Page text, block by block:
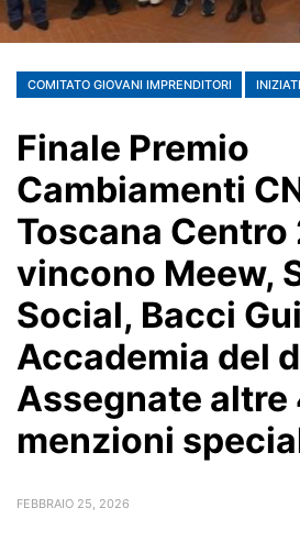
COMITATO GIOVANI IMPRENDITORI
Finale Premio
Cambiamenti
Toscana Centro
vincono Meew,
Social, Bacci
Accademia del
Assegnate altre
menzioni
FEBBRAIO 25, 2026